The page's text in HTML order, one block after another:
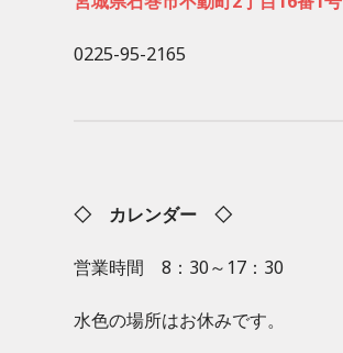
0225-95-2165
◇ カレンダー ◇
営業時間 8：30～17：30
水色の場所はお休みです。